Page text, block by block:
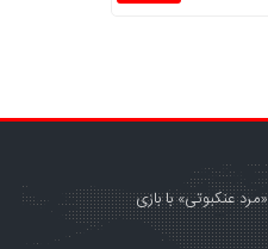
عنکبوتی» با بازی